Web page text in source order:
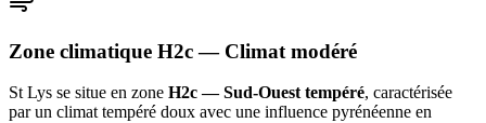
Zone climatique H2c— Climat modéré
St Lys se situe en zone H2c — Sud-Ouest tempéré, caractérisée
par un climat tempéré doux avec une influence pyrénéenne en